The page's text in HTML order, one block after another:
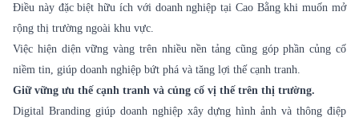
Điều này đặc biệt hữu ích với doanh nghiệp tại Cao Bằng khi muốn mở
rộng thị trường ngoài khu vực.
Việc hiện diện vững vàng trên nhiều nền tảng cũng góp phần củng cố
niềm tin, giúp doanh nghiệp bứt phá và tăng lợi thế cạnh tranh.
Giữ vững ưu thế cạnh tranh và củng cố vị thế trên thị trường.
Digital Brandinggiúp doanh nghiệp xây dựng hình ảnh và thông điệp